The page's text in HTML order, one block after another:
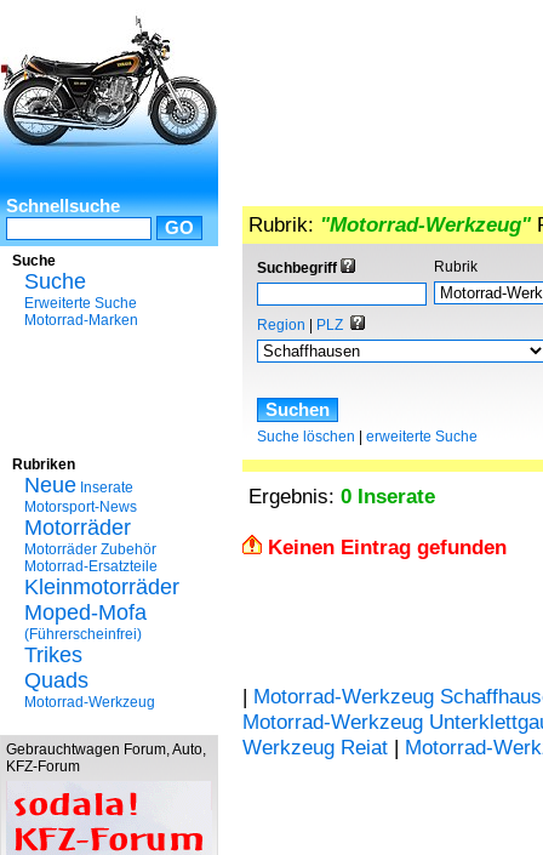
Schnellsuche
Suche
Suche
Erweiterte Suche
Motorrad-Marken
Rubriken
Neue Inserate
Motorsport-News
Motorräder
Motorräder Zubehör
Motorrad-Ersatzteile
Kleinmotorräder
Moped-Mofa
(Führerscheinfrei)
Trikes
Quads
Motorrad-Werkzeug
Gebrauchtwagen Forum, Auto,
KFZ-Forum
Rubrik: "Motorrad-Werkzeug"
Suchbegriff Rubrik
Region PLZ
Suche löschen erweiterte Suche
Ergebnis: 0 Inserate
Keinen Eintrag gefunden
| Motorrad-Werkzeug
Motorrad-Werkzeug
Werkzeug Reiat | Motorrad-